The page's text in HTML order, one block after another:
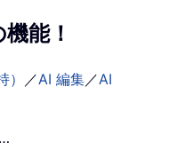
能！
／AI 編集／AI
…